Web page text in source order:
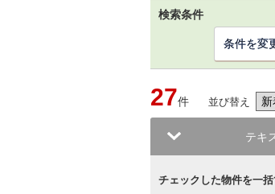
検索条件
条件を変
27件 並び替え
テキ
チェックした物件を一